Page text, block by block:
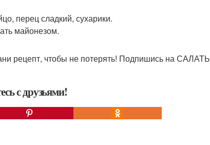
перец сладкий, сухарики.
майонезом.
рецепт, чтобы не потерять! Подпишись на
с друзьями!